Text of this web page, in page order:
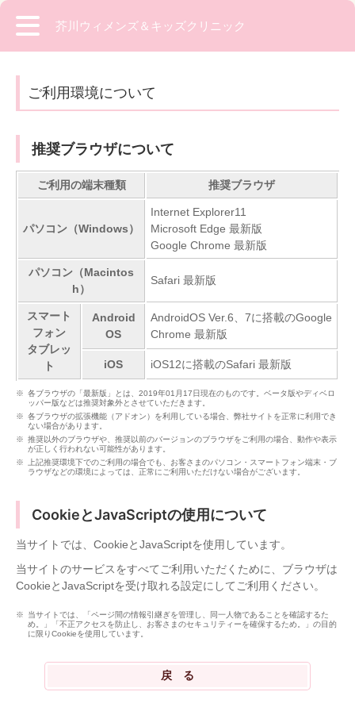
芥川ウィメンズ＆キッズクリニック
ご利用環境について
推奨ブラウザについて
ご利用の端末種類 推奨ブラウザ
パソコン（Windows）
Internet Explorer11
Microsoft Edge 最新版
Google Chrome 最新版
パソコン（Macintos
h）
Safari 最新版
スマート
フォン
タブレッ
ト
Android
OS
AndroidOS Ver.6、7に搭載のGoogle
Chrome 最新版
iOS iOS12に搭載のSafari 最新版
各ブラウザの「最新版」とは、2019年01月17日現在のものです。ベータ版やディベロ
ッパー版などは推奨対象外とさせていただきます。
各ブラウザの拡張機能（アドオン）を利用している場合、弊社サイトを正常に利用でき
ない場合があります。
推奨以外のブラウザや、推奨以前のバージョンのブラウザをご利用の場合、動作や表示
が正しく行われない可能性があります。
上記推奨環境下でのご利用の場合でも、お客さまのパソコン・スマートフォン端末・ブ
ラウザなどの環境によっては、正常にご利用いただけない場合がございます。
CookieとJavaScriptの使用について
当サイトでは、CookieとJavaScriptを使用しています。
当サイトのサービスをすべてご利用いただくために、ブラウザは
CookieとJavaScriptを受け取れる設定にしてご利用ください。
当サイトでは、「ページ間の情報引継ぎを管理し、同一人物であることを確認するた
め。」「不正アクセスを防止し、お客さまのセキュリティーを確保するため。」の目的
に限りCookieを使用しています。